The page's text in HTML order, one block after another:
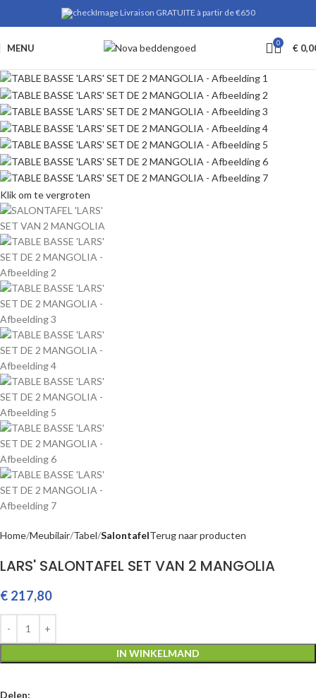
Livraison GRATUITE à partir de €650
MENU 0 €
Klik om te vergroten
Home Meubilair Tabel SalontafelTerug naar producten
LARS' SALONTAFEL SET VAN 2 MANGOLIA
€ 217,80
IN WINKELMAND
Delen: